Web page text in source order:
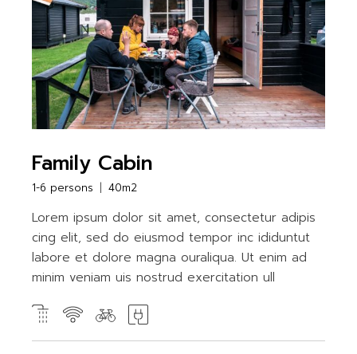
Family Cabin
1-6 persons 40m2
Lorem ipsum dolor sit amet, consectetur adipis
cing elit, sed do eiusmod tempor inc ididuntut
labore et dolore magna ouraliqua. Ut enim ad
minim veniam uis nostrud exercitation ull